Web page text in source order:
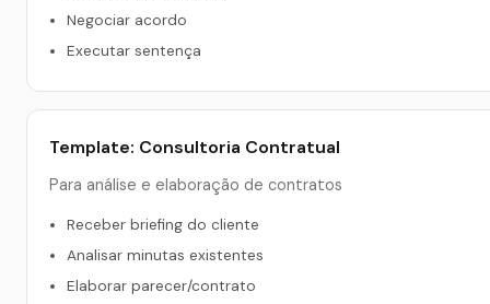
Negociar acordo
Executar sentença
Template: Consultoria Contratual
Para análise e elaboração de contratos
Receber briefing do cliente
Analisar minutas existentes
Elaborar parecer/contrato